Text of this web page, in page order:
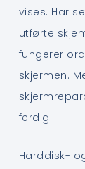
vises. Har
utførte
fungerer
skjermen.
ferdig.
Harddisk-